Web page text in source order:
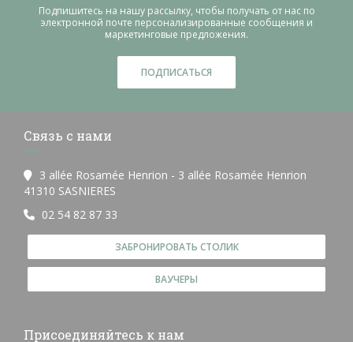
Подпишитесь на нашу рассылку, чтобы получать от нас по
электронной почте персонализированные сообщения и
маркетинговые предложения.
ПОДПИСАТЬСЯ
Связь с нами
3 allée Rosamée Henrion - 3 allée Rosamée Henrion
41310 SASNIERES
02 54 82 87 33
ЗАБРОНИРОВАТЬ СТОЛИК
ВАУЧЕРЫ
Присоединяйтесь к нам